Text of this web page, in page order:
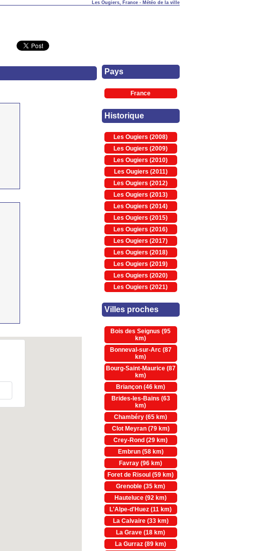
Les Ougiers, France - Météo de la ville
Pays
France
Historique
Les Ougiers (2008)
Les Ougiers (2009)
Les Ougiers (2010)
Les Ougiers (2011)
Les Ougiers (2012)
Les Ougiers (2013)
Les Ougiers (2014)
Les Ougiers (2015)
Les Ougiers (2016)
Les Ougiers (2017)
Les Ougiers (2018)
Les Ougiers (2019)
Les Ougiers (2020)
Les Ougiers (2021)
Villes proches
Bois des Seignus (95
km)
Bonneval-sur-Arc (87
km)
Bourg-Saint-Maurice (87
km)
Briançon (46 km)
Brides-les-Bains (63
km)
Chambéry (65 km)
Clot Meyran (79 km)
Crey-Rond (29 km)
Embrun (58 km)
Favray (96 km)
Foret de Risoul (59 km)
Grenoble (35 km)
Hauteluce (92 km)
L'Alpe-d'Huez (11 km)
La Calvaire (33 km)
La Grave (18 km)
La Gurraz (89 km)